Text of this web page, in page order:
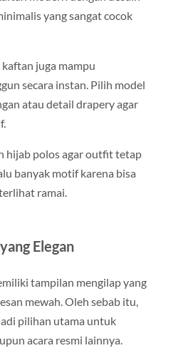
yang sangat cocok
juga mampu
secara instan. Pilih model
atau detail drapery agar
hijab polos agar outfit tetap
banyak motif karena bisa
ramai.
Elegan
tampilan mengilap yang
mewah. Oleh sebab itu,
pilihan utama untuk
acara resmi lainnya.